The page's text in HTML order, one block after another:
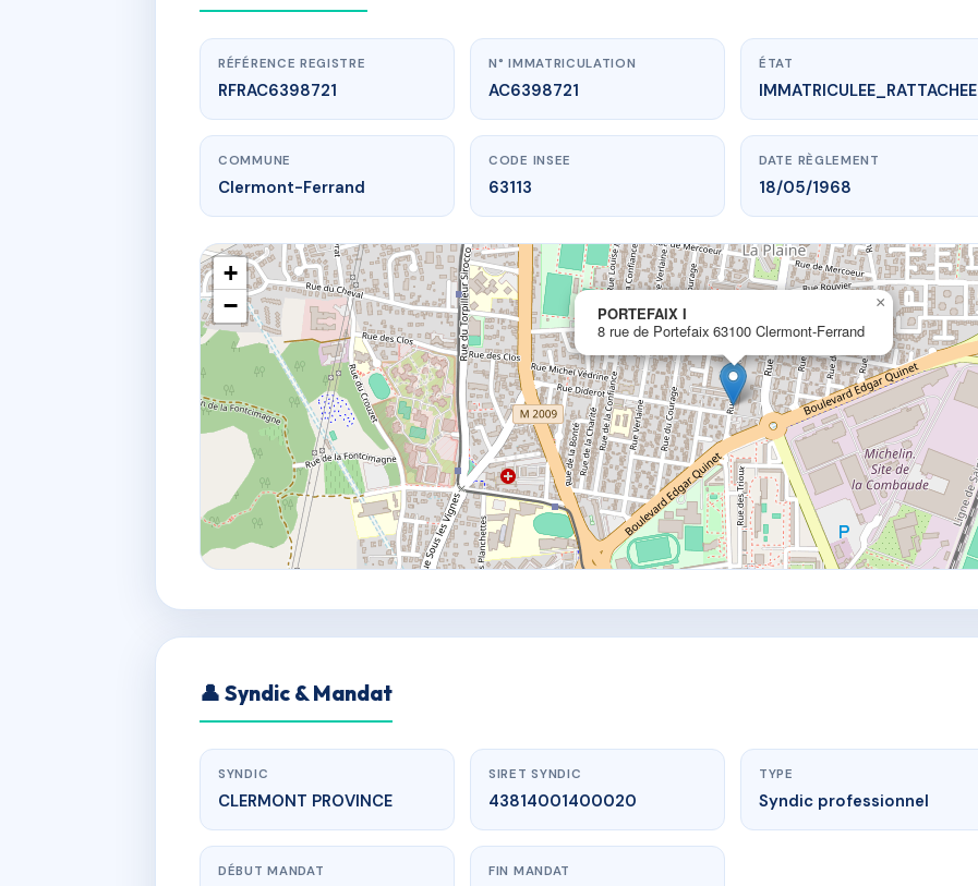
www.vme.plus/AC6398721
PORTEFAIX I
8 rue de Portefaix63100 Clermont-Ferrand
RÉFÉRENCE REGISTRE
RFRAC6398721
N° IMMATRICULATION
AC6398721
ÉTAT
IMMATRICULEE_RATTACHEE
COMMUNE
Clermont-Ferrand
CODE INSEE
63113
DATE RÈGLEMENT
18/05/1968
PORTEFAIX I
8 rue de Portefaix 63100 Clermont-Ferrand
×
+
−
👤 Syndic & Mandat
SYNDIC
CLERMONT PROVINCE
SIRET SYNDIC
43814001400020
TYPE
Syndic professionnel
DÉBUT MANDAT FIN MANDAT